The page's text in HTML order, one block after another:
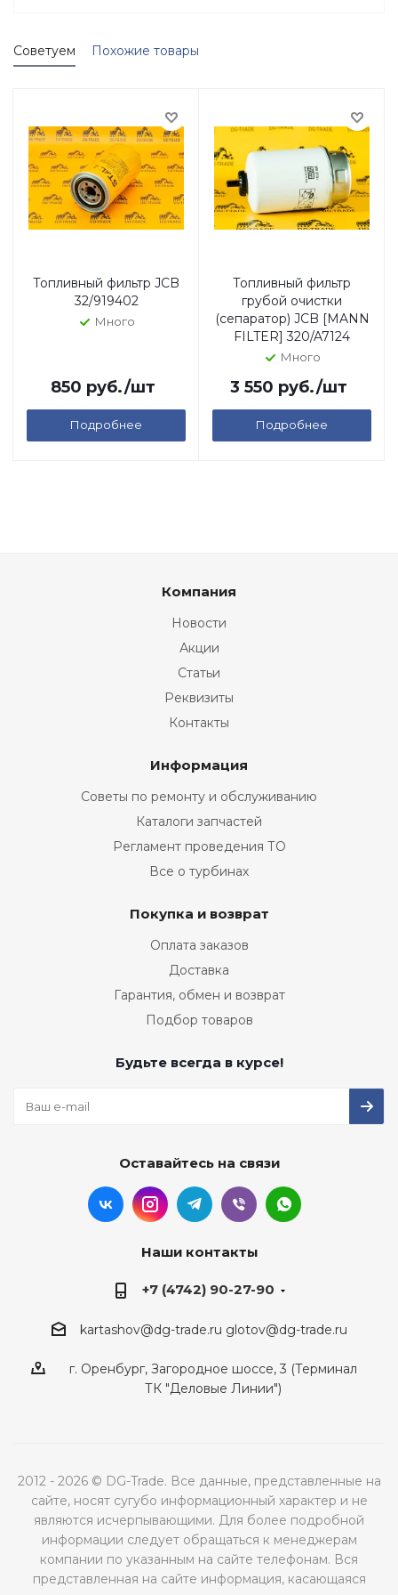
Советуем Похожие товары
Топливный фильтр JCB
32/919402
Много
850 руб./шт
Подробнее
Топливный фильтр
грубой очистки
(сепаратор) JCB [MANN
FILTER] 320/A7124
Много
3 550 руб./шт
Подробнее
Компания
Новости
Акции
Статьи
Реквизиты
Контакты
Информация
Советы по ремонту и обслуживанию
Каталоги запчастей
Регламент проведения ТО
Все о турбинах
Покупка и возврат
Оплата заказов
Доставка
Гарантия, обмен и возврат
Подбор товаров
Будьте всегда в курсе!
Оставайтесь на связи
Наши контакты
+7 (4742) 90-27-90
kartashov@dg-trade.ru glotov@dg-trade.ru
г. Оренбург, Загородное шоссе, 3 (Терминал
ТК "Деловые Линии")
2012 - 2026 © DG-Trade. Все данные, представленные на
сайте, носят сугубо информационный характер и не
являются исчерпывающими. Для более подробной
информации следует обращаться к менеджерам
компании по указанным на сайте телефонам. Вся
представленная на сайте информация, касающаяся